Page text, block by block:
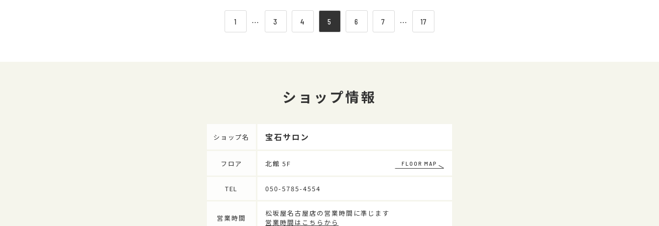
1 ⋯ 3 4 5 6 7 ⋯ 17
ショップ情報
ショップ名 宝石サロン
フロア 北館 5F FLOOR MAP
TEL 050-5785-4554
営業時間
松坂屋名古屋店の営業時間に準じます
営業時間はこちらから